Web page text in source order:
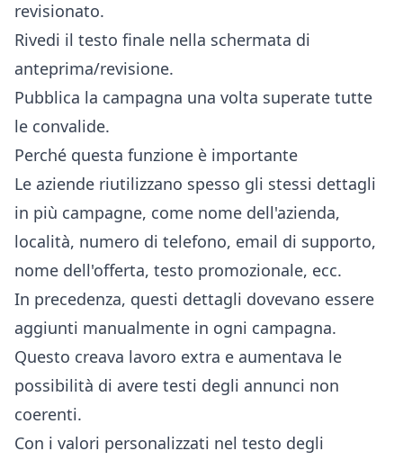
revisionato.
Rivedi il testo finale nella schermata di
anteprima/revisione.
Pubblica la campagna una volta superate tutte
le convalide.
Perché questa funzione è importante
Le aziende riutilizzano spesso gli stessi dettagli
in più campagne, come nome dell'azienda,
località, numero di telefono, email di supporto,
nome dell'offerta, testo promozionale, ecc.
In precedenza, questi dettagli dovevano essere
aggiunti manualmente in ogni campagna.
Questo creava lavoro extra e aumentava le
possibilità di avere testi degli annunci non
coerenti.
Con i valori personalizzati nel testo degli